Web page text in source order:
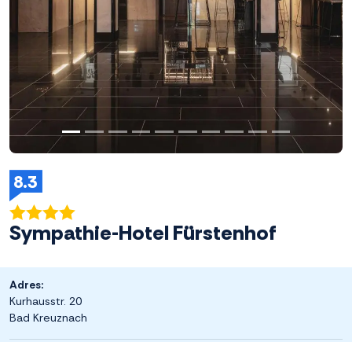
8.3
Sympathie-Hotel Fürstenhof
Adres:
Kurhausstr. 20
Bad Kreuznach